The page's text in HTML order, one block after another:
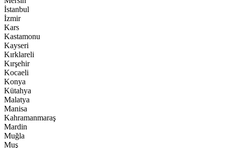
İstanbul
İzmir
Kars
Kastamonu
Kayseri
Kırklareli
Kırşehir
Kocaeli
Konya
Kütahya
Malatya
Manisa
Kahramanmaraş
Mardin
Muğla
Muş